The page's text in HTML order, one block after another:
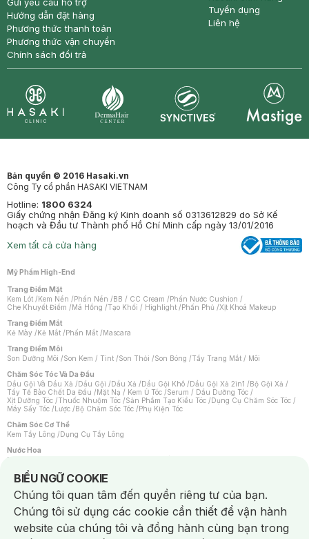
Hướng dẫn đặt hàng
Phương thức thanh toán
Phương thức vận chuyển
Chính sách đổi trả
Tuyển dụng
Liên hệ
Bản quyền © 2016 Hasaki.vn
Công Ty cổ phần HASAKI VIETNAM
Hotline: 1800 6324
Giấy chứng nhận Đăng ký Kinh doanh số 0313612829 do Sở Kế
hoạch và Đầu tư Thành phố Hồ Chí Minh cấp ngày 13/01/2016
Xem tất cả cửa hàng
Mỹ Phẩm High-End
Trang Điểm Mặt
Kem Lót /Kem Nền /Phấn Nền /BB / CC Cream /Phấn Nước Cushion /
Che Khuyết Điểm /Má Hồng /Tạo Khối / Highlight /Phấn Phủ /Xịt Khoá Makeup
Trang Điểm Mắt
Kẻ Mày /Kẻ Mắt /Phấn Mắt /Mascara
Trang Điểm Môi
Son Dưỡng Môi /Son Kem / Tint /Son Thỏi /Son Bóng /Tẩy Trang Mắt / Môi
Chăm Sóc Tóc Và Da Đầu
Dầu Gội Và Dầu Xả /Dầu Gội /Dầu Xả /Dầu Gội Khô /Dầu Gội Xả 2in1 /Bộ Gội Xả /
Tẩy Tế Bào Chết Da Đầu /Mặt Nạ / Kem Ủ Tóc /Serum / Dầu Dưỡng Tóc /
Xịt Dưỡng Tóc /Thuốc Nhuộm Tóc /Sản Phẩm Tạo Kiểu Tóc /Dụng Cụ Chăm Sóc Tóc /
Máy Sấy Tóc /Lược /Bộ Chăm Sóc Tóc /Phụ Kiện Tóc
Chăm Sóc Cơ Thể
Kem Tẩy Lông /Dụng Cụ Tẩy Lông
Nước Hoa
Nước Hoa Nữ
Chăm Sóc Cá Nhân
Chống Muỗi /Khẩu Trang /Máy Massage/Mặt Nạ Xông Hơi /Nước Rửa Tay/
Sản Phẩm Chăm Sóc Khác /Bàn Chải Đánh Răng /Bàn Chải Điện/
Hỗ Trợ Trắng Răng/Kem Đánh Răng /Máy Tăm Nước/ Nước Súc Miệng/
Tăm / Chỉ Nha Khoa/ Xịt Thơm Miệng / Dung Dịch Vệ Sinh/Dưỡng Vùng Kín/
Khăn Ướt Vệ Sinh Vùng Kín/Băng Vệ Sinh/Tampon/Bọt Cạo Râu /Dao Cạo Râu/
Máy Cạo Râu
BIỂU NGỮ COOKIE
Notice about cookies usage
Chúng tôi quan tâm đến quyền riêng tư của bạn.
Chúng tôi sử dụng các cookie cần thiết để vận hành
website của chúng tôi và đồng hành cùng bạn trong